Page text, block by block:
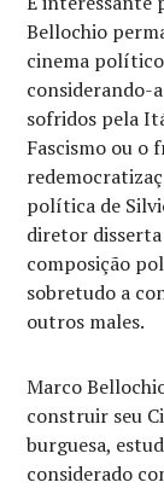
Bellochio
cinema
considerando-
sofridos pela
Fascismo ou o
política de
diretor
composição
sobretudo a
outros males.
Marco
construir seu
burguesa,
considerado